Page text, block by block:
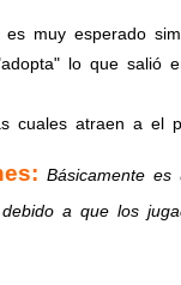
muy esperado
lo que salió
cuales atraen a el
Básicamente
a que los